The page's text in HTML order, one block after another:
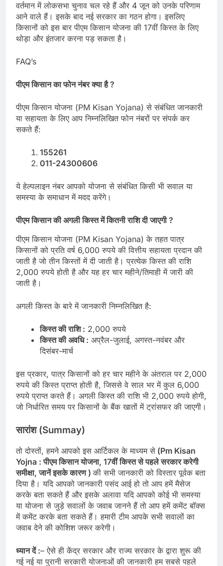
वर्तमान में लोकसभा चुनाव चल रहे हैं और 4 जून को उनके परिणाम
आने वाले हैं। इसके बाद नई सरकार का गठन होगा। इसलिए
किसानों को इस बार पीएम किसान योजना की 17वीं किस्त के लिए
थोड़ा और इंतजार करना पड़ सकता है।
FAQ’s
पीएम किसान का फोन नंबर क्या है ?
पीएम किसान योजना (PM Kisan Yojana) से संबंधित जानकारी
या सहायता के लिए आप निम्नलिखित फोन नंबरों पर संपर्क कर
सकते हैं:
155261
011-24300606
ये हेल्पलाइन नंबर आपको योजना से संबंधित किसी भी सवाल या
समस्या के समाधान में मदद करेंगे।
पीएम किसान की अगली किस्त में कितनी राशि दी जाएगी ?
पीएम किसान योजना (PM Kisan Yojana) के तहत पात्र
किसानों को प्रति वर्ष 6,000 रुपये की वित्तीय सहायता प्रदान की
जाती है जो तीन किस्तों में दी जाती है। प्रत्येक किस्त की राशि
2,000 रुपये होती है और यह हर चार महीने/तिमाही में जारी की
जाती है।
अगली किस्त के बारे में जानकारी निम्नलिखित है:
किस्त की राशि : 2,000 रुपये
किस्त की अवधि : अप्रैल-जुलाई, अगस्त-नवंबर और
दिसंबर-मार्च
इस प्रकार, पात्र किसानों को हर चार महीने के अंतराल पर 2,000
रुपये की किस्त प्राप्त होती है, जिससे वे साल भर में कुल 6,000
रुपये प्राप्त करते हैं। अगली किस्त की राशि भी 2,000 रुपये होगी,
जो निर्धारित समय पर किसानों के बैंक खातों में ट्रांसफर की जाएगी।
सारांश (Summay)
तो दोस्तों, हमने आपको इस आर्टिकल के माध्यम से (Pm Kisan
Yojna : पीएम किसान योजना, 17वीं किस्त से पहले सरकार करेगी
समीक्षा, जानें इसके कारण)की सभी जानकारी को विस्तार पूर्वक बता
दिया है। यदि आपको जानकारी पसंद आई हो तो आप हमें मैसेज
करके बता सकते हैं और इसके अलावा यदि आपको कोई भी समस्या
या योजना से जुड़े सवालों के जवाब जानने हैं तो आप हमें कमेंट बॉक्स
में कमेंट करके बता सकते हैं। हमारी टीम आपके सभी सवालों का
जवाब देने की कोशिश जरूर करेगी।
ध्यान दें :– ऐसे ही केंद्र सरकार और राज्य सरकार के द्वारा शुरू की
गई नई या पुरानी सरकारी योजनाओं की जानकारी हम सबसे पहले